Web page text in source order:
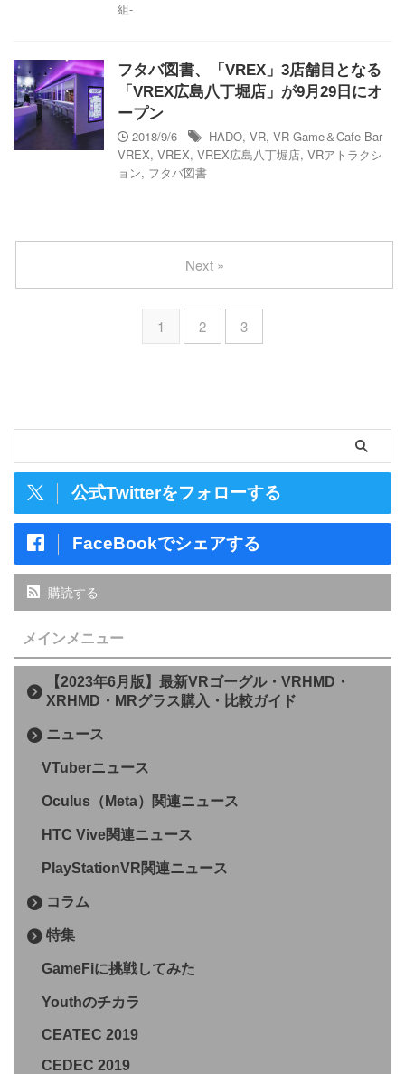
組-
フタバ図書、「VREX」3店舗目となる
「VREX広島八丁堀店」が9月29日にオ
ープン
2018/9/6
HADO, VR, VR Game＆Cafe Bar
VREX, VREX, VREX広島八丁堀店, VRアトラクシ
ョン, フタバ図書
1 2 3
Next »
公式Twitterをフォローする
FaceBookでシェアする
購読する
メインメニュー
【2023年6月版】最新VRゴーグル・VRHMD・
XRHMD・MRグラス購入・比較ガイド
ニュース
VTuberニュース
Oculus（Meta）関連ニュース
HTC Vive関連ニュース
PlayStationVR関連ニュース
コラム
特集
GameFiに挑戦してみた
Youthのチカラ
CEATEC 2019
CEDEC 2019